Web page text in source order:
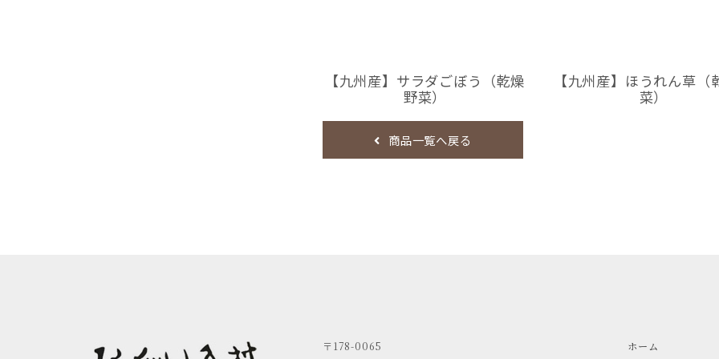
【九州産】サラダごぼう（乾燥
野菜）
【九州産】ほうれん草（
菜）
商品一覧へ戻る
〒178-0065 ホーム